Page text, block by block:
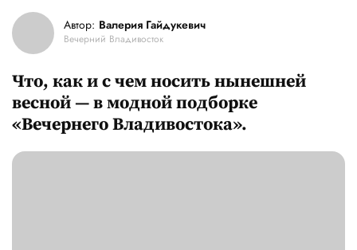
Автор: Валерия Гайдукевич
Вечерний Владивосток
Что, как и с чем носить нынешней
весной — в модной подборке
«Вечернего Владивостока».